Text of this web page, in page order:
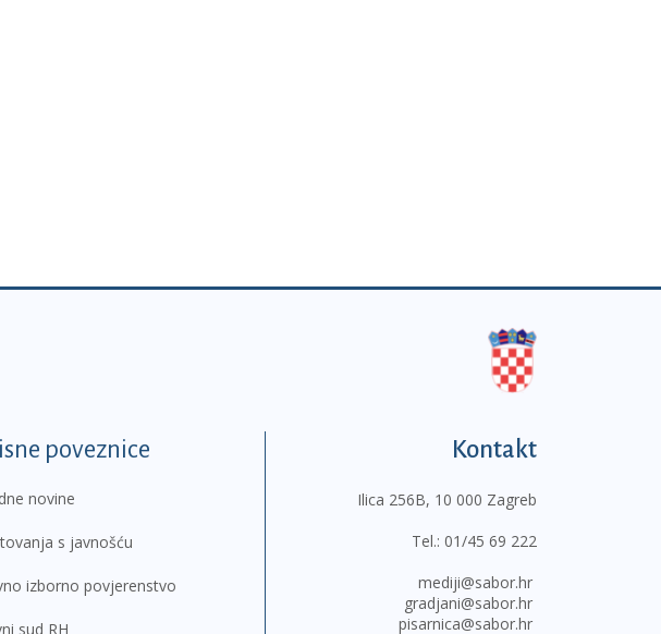
poveznice
novine
s javnošću
izborno povjerenstvo
sud RH
Kontakt
Ilica 256B, 10 000 Zagreb
Tel.: 01/45 69 222
mediji@sabor.hr
gradjani@sabor.hr
pisarnica@sabor.hr